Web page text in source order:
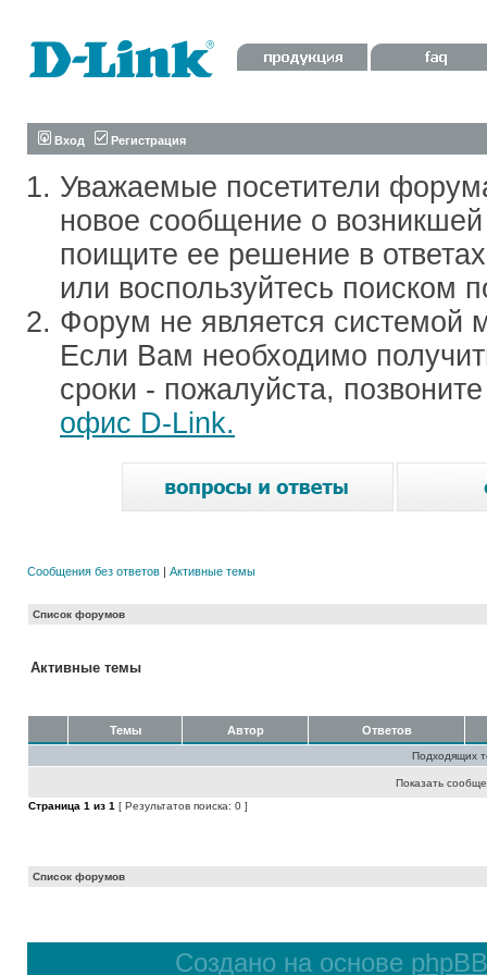
Вход Регистрация
Уважаемые посетители
новое сообщение о
поищите ее решение в
или воспользуйтесь поиском
Форум не является системой
Если Вам необходимо
сроки - пожалуйста,
офис D-Link.
Сообщения без ответов | Активные темы
Список форумов
Активные темы
Темы Автор Ответов
Подходящих
Показать
Страница 1 из 1 [ Результатов поиска: 0 ]
Список форумов
Создано на основе phpBB